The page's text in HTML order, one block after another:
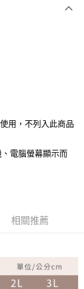
用，不列入此商品
電腦螢幕顯示而
相關推薦